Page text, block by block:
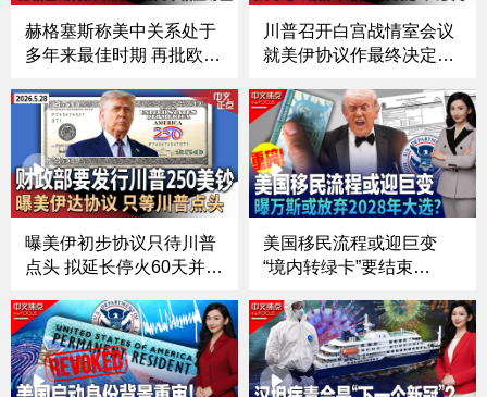
赫格塞斯称美中关系处于
多年来最佳时期 再批欧洲
布：小腿肿胀改善｜新泽
西ICE设施外抗议活动升
级 州长下令州警介入｜川
普关税退款程序再掀法律
波折《中文正点》26.5.30
川普召开白宫战情室会议
就美伊协议作最终决定｜
院叫停｜川普冠名肯尼迪
中心遇阻 法官限14天内拆
除标识｜白宫上线“外星
人”网站｜蓝色起源火箭测
试时爆炸《中文正点》26.
5.29
曝美伊初步协议只待川普
点头 拟延长停火60天并启
民调：万斯优势大缩水 他
领跑民主党｜贝森特证实
准备发行印有川普头像$2
50纸币｜纽约州再向居民
美国移民流程或迎巨变
“境内转绿卡”要结束
生变 万斯被边缘化 卢比
奥崛起？；情报系统“一把
手”突然辞职 白宫内部释
放什么信号？《中文焦